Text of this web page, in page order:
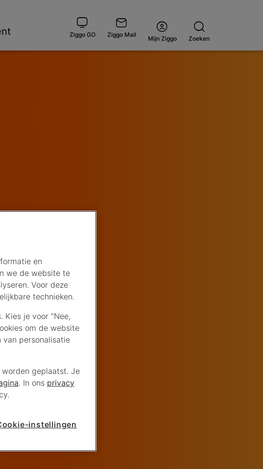
Ziggo GO Ziggo Mail Open
Mijn Ziggo
Zoeken
en
we de website te
Voor deze
technieken.
Kies je voor “Nee,
om de website
personalisatie
geplaatst. Je
. In ons privacy
instellingen